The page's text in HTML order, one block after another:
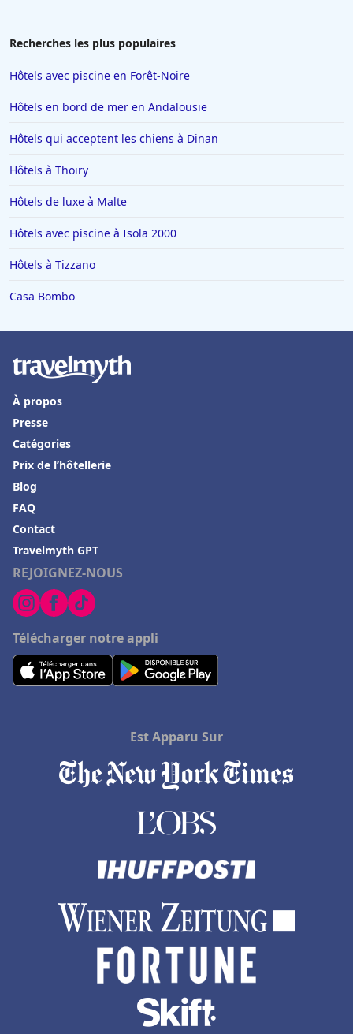
Recherches les plus populaires
Hôtels avec piscine en Forêt-Noire
Hôtels en bord de mer en Andalousie
Hôtels qui acceptent les chiens à Dinan
Hôtels à Thoiry
Hôtels de luxe à Malte
Hôtels avec piscine à Isola 2000
Hôtels à Tizzano
Casa Bombo
REJOIGNEZ-NOUS
Télécharger notre appli
À propos
Presse
Catégories
Prix de l’hôtellerie
Blog
FAQ
Contact
Travelmyth GPT
Est Apparu Sur